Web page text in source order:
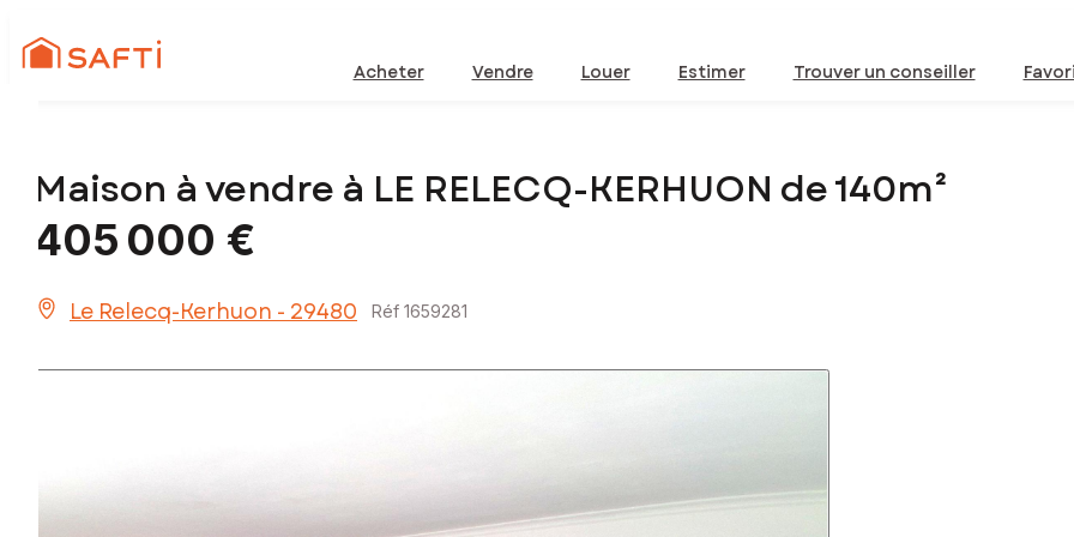
Acheter Vendre Louer Estimer Trouver un conseiller
Maison à vendre à LE RELECQ-KERHUON de 140m²
405 000 €
Le Relecq-Kerhuon - 29480 Réf 1659281